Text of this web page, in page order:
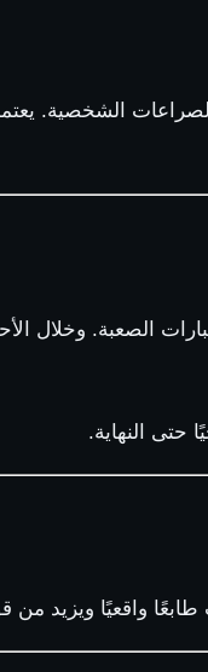
الشخصية.
الصعبة. وخلال
حتى النهاية.
واقعيًا ويزيد من